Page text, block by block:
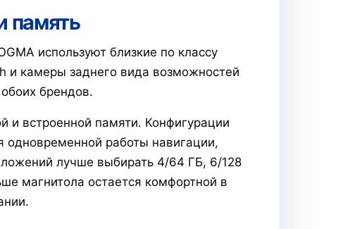
память
используют близкие по классу
и камеры заднего вида возможностей
брендов.
и встроенной памяти. Конфигурации
одновременной работы навигации,
лучше выбирать 4/64 ГБ, 6/128
магнитола остается комфортной в